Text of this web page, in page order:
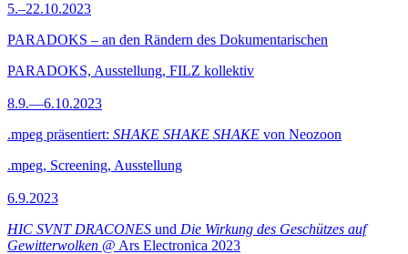
5.–22.10.2023
PARADOKS – an den Rändern des Dokumentarischen
PARADOKS, Ausstellung, FILZ kollektiv
8.9.—6.10.2023
.mpeg präsentiert: SHAKE SHAKE SHAKE von Neozoon
.mpeg, Screening, Ausstellung
6.9.2023
HIC SVNT DRACONES und Die Wirkung des Geschützes auf
Gewitterwolken @ Ars Electronica 2023